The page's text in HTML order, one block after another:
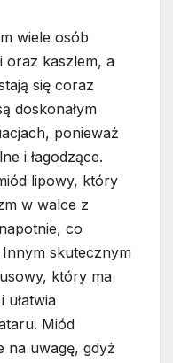
wiele osób
oraz kaszlem, a
się coraz
doskonałym
ponieważ
i łagodzące.
lipowy, który
w walce z
co
skutecznym
który ma
ułatwia
Miód
na uwagę, gdyż